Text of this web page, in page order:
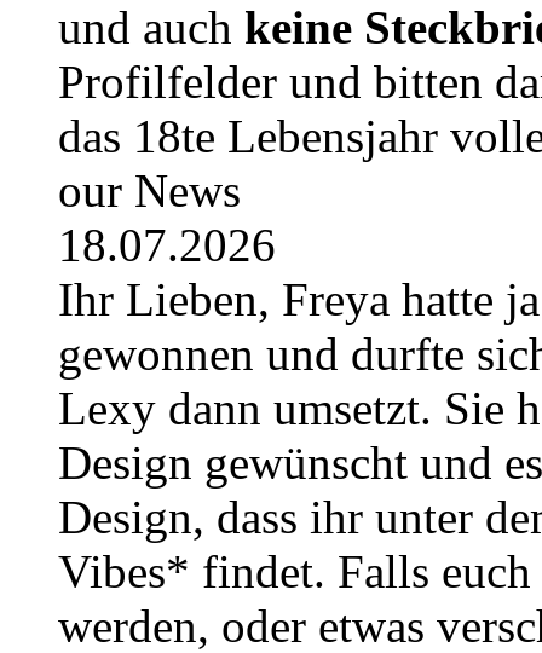
und auch keine
Profilfelder und bitten
das 18te Lebensjahr
our News
18.07.2026
Ihr Lieben, Freya hatte
gewonnen und durfte
Lexy dann umsetzt. Sie
Design gewünscht und
Design, dass ihr unter
Vibes* findet. Falls
werden, oder etwas